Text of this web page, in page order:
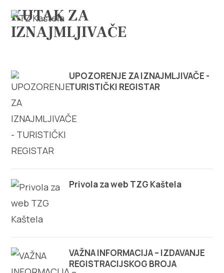
Istraži
Destinacija
Što raditi
Multimedija
Safe in Dalmatia
KUTAK ZA
IZNAJMLJIVAČE
UPOZORENJE ZA IZNAJMLJIVAČE -
TURISTIČKI REGISTAR
Privola za web TZG Kaštela
VAŽNA INFORMACIJA – IZDAVANJE
REGISTRACIJSKOG BROJA